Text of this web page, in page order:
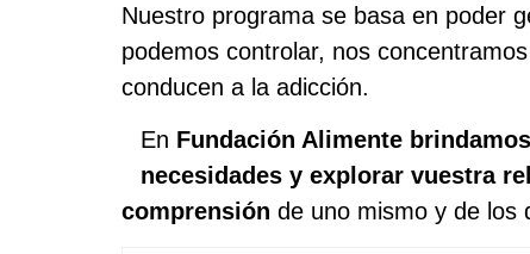
Nuestro programa se basa en poder
podemos controlar, nos
conducen a la adicción.
En Fundación Alimente
necesidades y explorar vuestra
comprensión de uno mismo y de los